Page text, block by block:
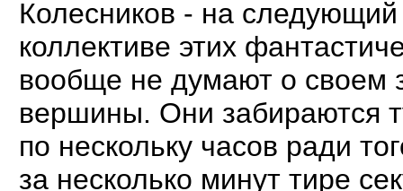
Колесников - на
коллективе этих
вообще не думают о своем
вершины. Они забираются
по нескольку часов ради
за несколько минут тире